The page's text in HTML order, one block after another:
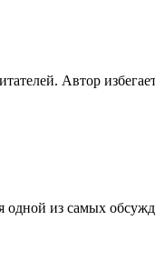
Автор
одной из самых